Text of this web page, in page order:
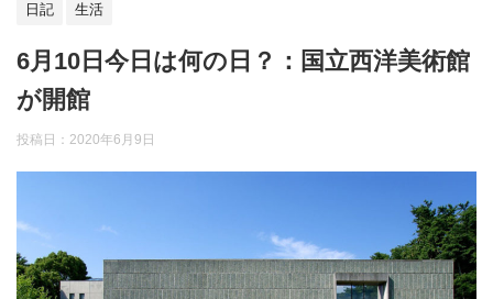
日記 生活
6月10日今日は何の日？：国立西洋美術館
が開館
投稿日： 2020年6月9日